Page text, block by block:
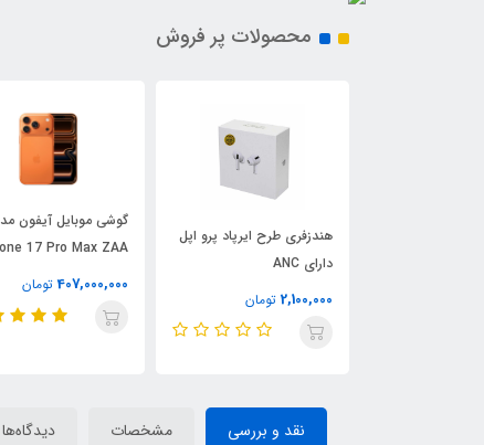
محصولات پر فروش
هندزفری طرح ایرپاد پرو اپل
دارای ANC
2,100,000 تومان
گوشی موبایل آیفون
17 Pro Max ZAA
407,000,000 تومان
نقد و بررسی مشخصات دیدگاه‌ها